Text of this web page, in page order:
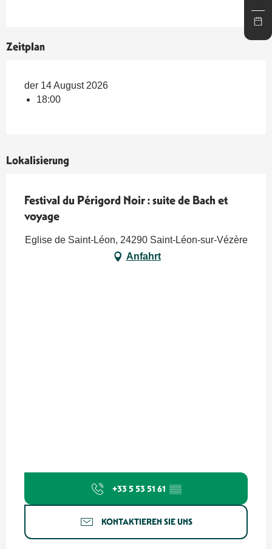
Zeitplan
der 14 August 2026
18:00
Lokalisierung
Festival du Périgord Noir : suite de Bach et
voyage
Eglise de Saint-Léon, 24290 Saint-Léon-sur-Vézère
Anfahrt
+33 5 53 51 61 ▒▒
KONTAKTIEREN SIE UNS